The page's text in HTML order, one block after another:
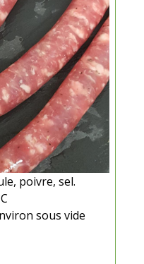
poivre, sel.
sous vide